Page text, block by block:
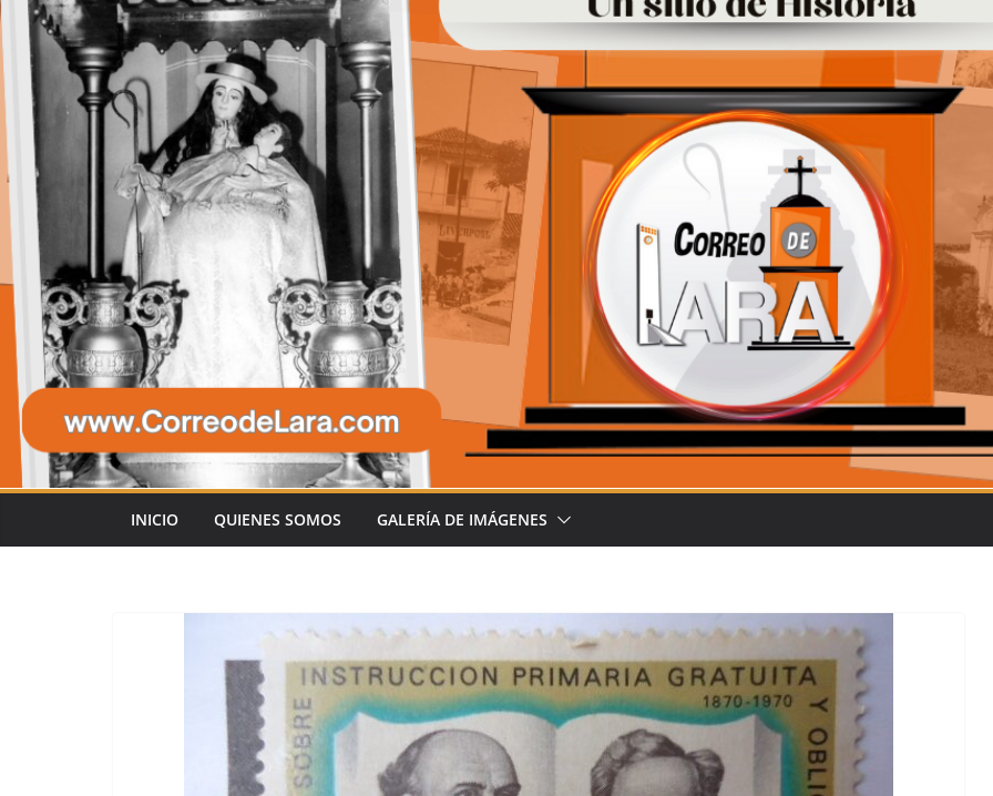
INICIO QUIENES SOMOS GALERÍA DE IMÁGENES